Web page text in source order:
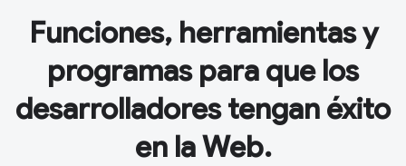
Funciones, herramientas y
programas para que los
desarrolladores tengan éxito
en la Web.